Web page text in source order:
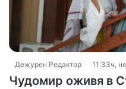
Дежурен Редактор 11:33ч,
Чудомир оживя в